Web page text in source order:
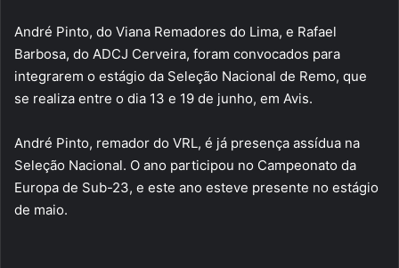
André Pinto, do Viana Remadores do Lima, e Rafael
Barbosa, do ADCJ Cerveira, foram convocados para
integrarem o estágio da Seleção Nacional de Remo, que
se realiza entre o dia 13 e 19 de junho, em Avis.
André Pinto, remador do VRL, é já presença assídua na
Seleção Nacional. O ano participou no Campeonato da
Europa de Sub-23, e este ano esteve presente no estágio
de maio.